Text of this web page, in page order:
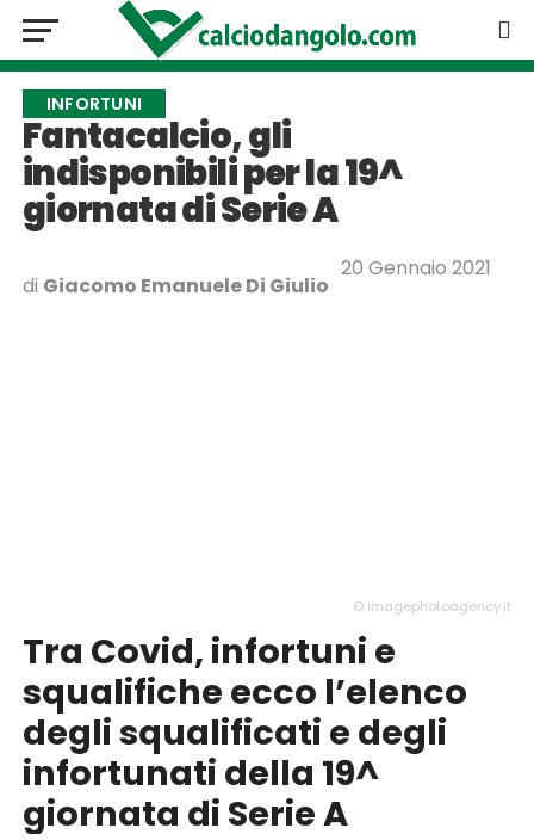
INFORTUNI
Fantacalcio, gli
indisponibili per la 19^
giornata di Serie A
di Giacomo Emanuele Di Giulio
20 Gennaio 2021
© imagephotoagency.it
Tra Covid, infortuni e
squalifiche ecco l’elenco
degli squalificati e degli
infortunati della 19^
giornata di Serie A